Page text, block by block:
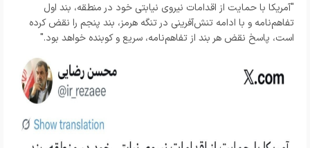
"آمریکا با حمایت از اقدامات نیروی نیابتی خود در منطقه، بند اول
تفاهم‌نامه و با ادامه تنش‌آفرینی در تنگه هرمز، بند پنجم را نقض کرده
است، پاسخ نقض هر بند از تفاهم‌نامه، سریع و کوبنده خواهد بود."